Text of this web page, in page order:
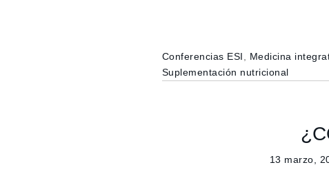
Conferencias ESI, Medicina
Suplementación nutricional
13 marzo,